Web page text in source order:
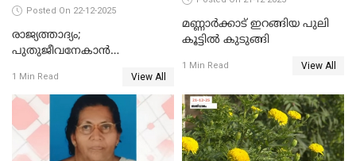
Posted On 22-12-2025
രാജ്യത്താദ്യം;
പുതുജീവനേകാൻ
എറണാകുളം സർക്കാർ
ജനറൽ
ആശുപത്രിയിലെത്തിച്ചു
1 Min Read View All
മണ്ണാർക്കാട് ഇറങ്ങിയ പുലി
കൂട്ടിൽ കുടുങ്ങി
1 Min Read View All